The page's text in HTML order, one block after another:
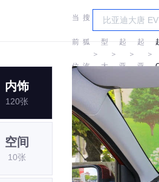
当
前
位
搜
狐
汽
＞
车
型
大
全
＞
起
亚
＞
起
亚
＞
内饰
120张
空间
10张